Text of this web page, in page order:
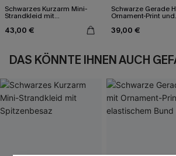
Schwarzes Kurzarm Mini-
Strandkleid mit
43,00 €
Schwarze Gerade
Ornament-Print und
39,00 €
DAS KÖNNTE IHNEN AUCH